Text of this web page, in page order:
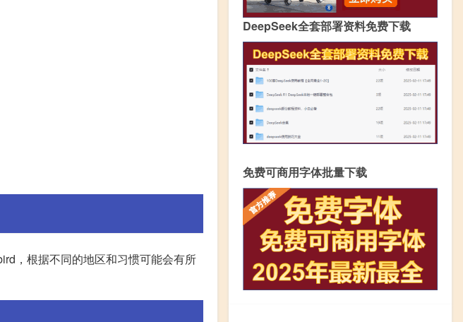
，根据不同的地区和习惯可能会有所
DeepSeek全套部署资料免费下载
免费可商用字体批量下载